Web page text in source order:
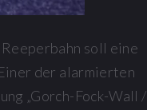
soll eine
der alarmierten
„Gorch-Fock-Wall /